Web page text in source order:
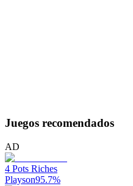
Juegos recomendados
AD
4 Pots Riches
Playson95.7%